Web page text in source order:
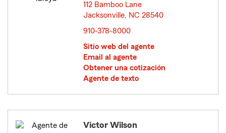
112 Bamboo Lane
Jacksonville, NC 28540
910-378-8000
Sitio web del agente
Email al agente
Obtener una cotización
Agente de texto
Victor Wilson